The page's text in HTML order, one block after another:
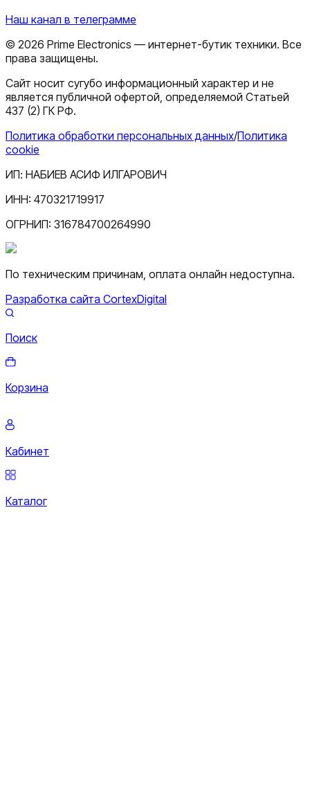
Наш канал в телеграмме
© 2026 Prime Electronics — интернет-бутик техники. Все
права защищены.
Сайт носит сугубо информационный характер и не
является публичной офертой, определяемой Статьей
437 (2) ГК РФ.
Политика обработки персональных данных/Политика
cookie
ИП: НАБИЕВ АСИФ ИЛГАРОВИЧ
ИНН: 470321719917
ОГРНИП: 316784700264990
По техническим причинам, оплата онлайн недоступна.
Разработка сайта CortexDigital
Поиск
Корзина
Кабинет
Каталог